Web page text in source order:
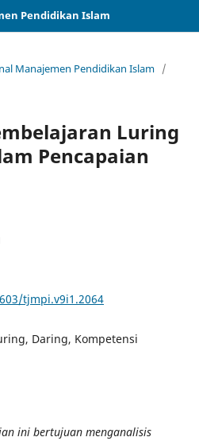
Pendidikan Islam
Manajemen Pendidikan Islam /
Luring
Pencapaian
tjmpi.v9i1.2064
Daring, Kompetensi
ini bertujuan menganalisis